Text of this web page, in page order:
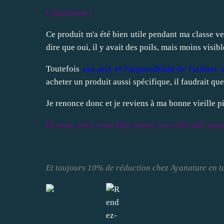
Conclusion ?
Ce produit m'a été bien utile pendant ma classe
dire que oui, il y avait des poils, mais moins
Toutefois son prix et l'impossibilité de l'utiliser
acheter un produit aussi spécifique, il faudrait
Je renonce donc et je reviens à ma bonne vieille
Et vous, avez-vous déjà essayé ces soins anti-
Et toujours 10% de réduction chez Ayanature en